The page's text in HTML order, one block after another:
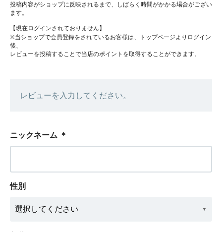
投稿内容がショップに反映されるまで、しばらく時間がかかる場合がござい
ます。
【現在ログインされておりません】
※当ショップで会員登録をされているお客様は、トップページよりログイン
後、
レビューを投稿することで当店のポイントを取得することができます。
レビューを入力してください。
ニックネーム ＊
性別